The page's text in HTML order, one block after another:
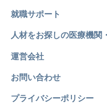
就職サポート
人材をお探しの医療機関
運営会社
お問い合わせ
プライバシーポリシー